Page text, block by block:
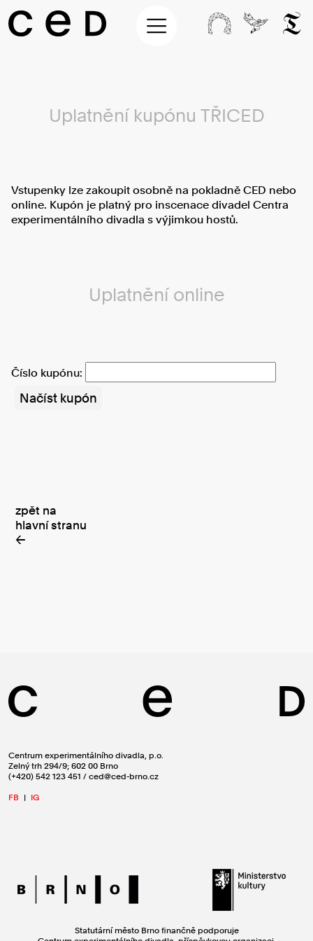
Uplatnění kupónu TŘICED
Vstupenky lze zakoupit osobně na pokladně CED nebo
online. Kupón je platný pro inscenace divadel Centra
experimentálního divadla s výjimkou hostů.
Uplatnění online
Číslo kupónu:
zpět na
hlavní stranu
←
Centrum experimentálního divadla, p.o.
Zelný trh 294/9; 602 00 Brno
(+420) 542 123 451 / ced@ced-brno.cz
FB | IG
Statutární město Brno finančně podporuje